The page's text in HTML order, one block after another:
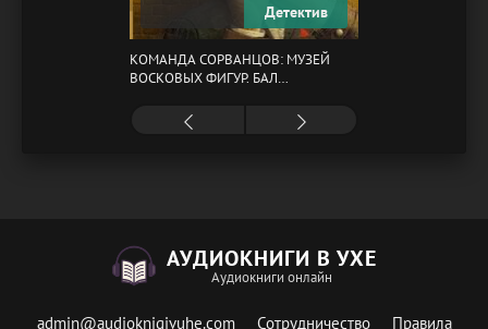
Детектив
КОМАНДА СОРВАНЦОВ: МУЗЕЙ
ВОСКОВЫХ ФИГУР. БАЛ
АУДИОКНИГИ В УХЕ
Аудиокниги онлайн
admin@audioknigivuhe.com Сотрудничество Правила